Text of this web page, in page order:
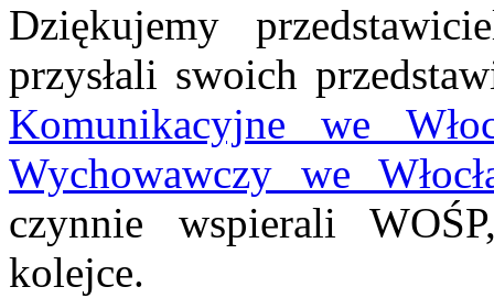
Dziękujemy
przysłali swoich
Komunikacyjne we
Wychowawczy we
czynnie wspierali
kolejce.